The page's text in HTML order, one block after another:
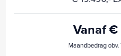
Vanaf
Maandbedrag